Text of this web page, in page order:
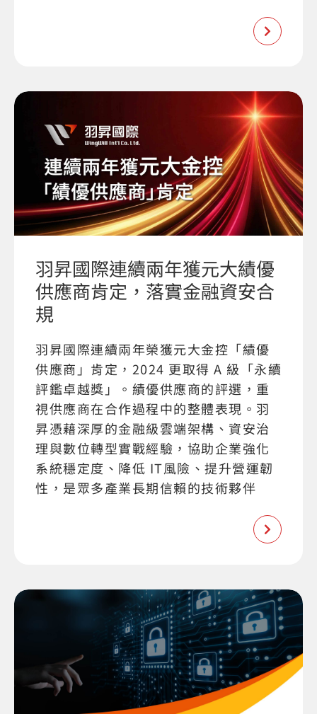
羽昇國際連續兩年獲元大績優
供應商肯定，落實金融資安合
規
羽昇國際連續兩年榮獲元大金控「績優
供應商」肯定，2024 更取得 A 級「永續
評鑑卓越獎」。績優供應商的評選，重
視供應商在合作過程中的整體表現。羽
昇憑藉深厚的金融級雲端架構、資安治
理與數位轉型實戰經驗，協助企業強化
系統穩定度、降低 IT風險、提升營運韌
性，是眾多產業長期信賴的技術夥伴